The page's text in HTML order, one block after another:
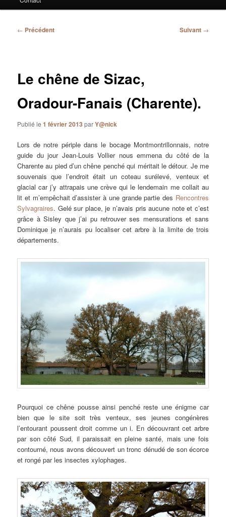
Navigation
← Précédent Suivant →
Le chêne de Sizac,
Oradour-Fanais (Charente).
Publié le1 février 2013 parY@nick
Lors de notre périple dans le bocage Montmontrillonnais, notre
guide du jour Jean-Louis Vollier nous emmena du côté de la
Charente au pied d’un chêne penché qui méritait le détour. Je me
souvenais que l’endroit était un coteau surélevé, venteux et
glacial car j’y attrapais une crève qui le lendemain me collait au
lit et m’empêchait d’assister à une grande partie des Rencontres
Sylvagraires. Gelé sur place, je n’avais pris aucune note et c’est
grâce à Sisley que j’ai pu retrouver ses mensurations et sans
Dominique je n’aurais pu localiser cet arbre à la limite de trois
départements.
Pourquoi ce chêne pousse ainsi penché reste une énigme car
bien que le site soit très venteux, ses jeunes congénères
l’entourant poussent droit comme un i. En découvrant cet arbre
par son côté Sud, il paraissait en pleine santé, mais une fois
contourné, nous avons découvert un tronc dénudé de son écorce
et rongé par les insectes xylophages.